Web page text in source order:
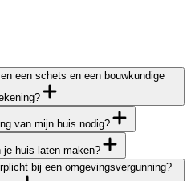
een schets en een bouwkundige
van mijn huis nodig?
huis laten maken?
bij een omgevingsvergunning?